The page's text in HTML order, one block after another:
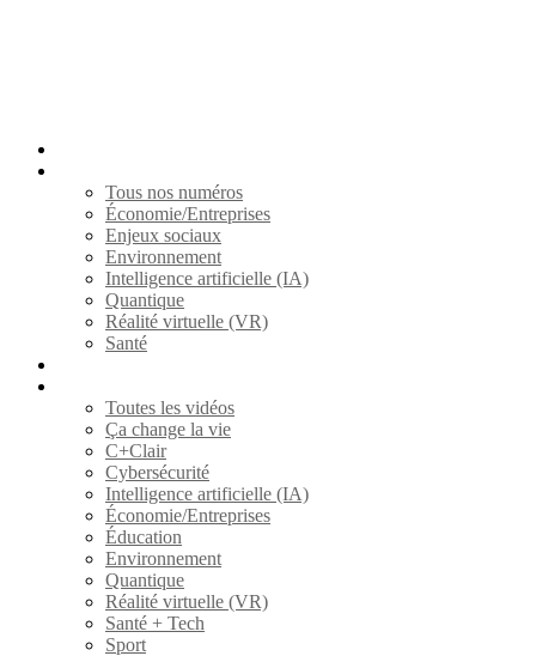
Tous nos numéros
Économie/Entreprises
Enjeux sociaux
Environnement
Intelligence artificielle (IA)
Quantique
Réalité virtuelle (VR)
Santé
Toutes les vidéos
Ça change la vie
C+Clair
Cybersécurité
Intelligence artificielle (IA)
Économie/Entreprises
Éducation
Environnement
Quantique
Réalité virtuelle (VR)
Santé + Tech
Sport